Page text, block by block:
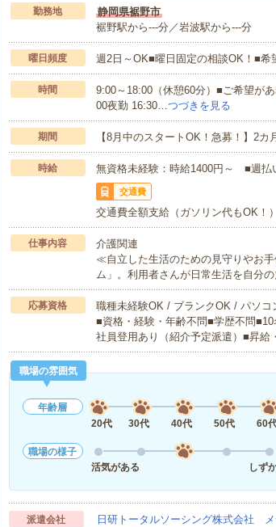
勤務地
静岡県裾野市
裾野駅から---分／岩波駅から---分
曜日頻度 週2日～OK■曜日固定の相談OK！■希
時間
9:00～18:00（休憩60分）■ご希望が
00夜勤 16:30…つづきを見る
期間 【8月中のスタートOK！急募！】2
時給 無資格未経験：時給1400円～ ■週
交通費
交通費全額支給（ガソリン代もOK！）
仕事内容
介護関連
≪自立した生活のための見守りやお
ム」。利用者さんが日常生活を自分
応募資格
職種未経験OK / ブランクOK / パソ
■資格・経験・年齢不問■学歴不問
社員登用あり（紹介予定派遣）■昇
職場の雰囲気
年齢層
20代
30代 40代 50代 60
職場の様子
活気がある
しず
派遣会社 日研トータルソーシング株式会社